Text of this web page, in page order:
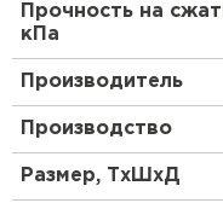
Прочность на
кПа
Производитель
Производство
Размер, ТхШхД
Утеплитель